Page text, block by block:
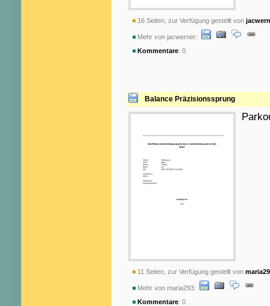
16 Seiten, zur Verfügung gestellt von
Mehr von jacwerner:
Kommentare: 0
Balance Präzisionssprung
11 Seiten, zur Verfügung gestellt von
Mehr von maria293:
Kommentare: 0